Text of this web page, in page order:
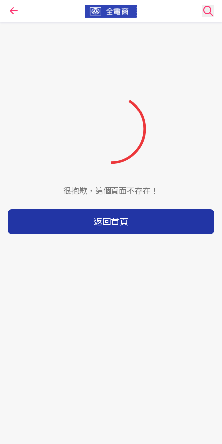
很抱歉，這個頁面不存在！
返回首頁